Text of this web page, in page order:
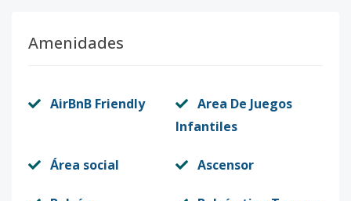
Amenidades
AirBnB Friendly
Area De Juegos
Infantiles
Área social Ascensor